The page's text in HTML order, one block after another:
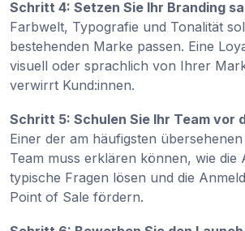
Schritt 4: Setzen Sie Ihr Branding
Farbwelt, Typografie und Tonalität
bestehenden Marke passen. Eine
visuell oder sprachlich von Ihrer
verwirrt Kund:innen.
Schritt 5: Schulen Sie Ihr Team vor
Einer der am häufigsten
Team muss erklären können, wie die
typische Fragen lösen und die
Point of Sale fördern.